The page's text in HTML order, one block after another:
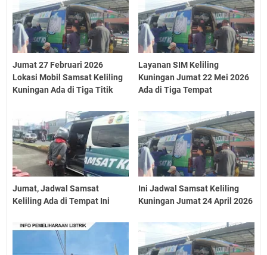
Jumat 27 Februari 2026
Lokasi Mobil Samsat Keliling
Kuningan Ada di Tiga Titik
Layanan SIM Keliling
Kuningan Jumat 22 Mei 2026
Ada di Tiga Tempat
Jumat, Jadwal Samsat
Keliling Ada di Tempat Ini
Ini Jadwal Samsat Keliling
Kuningan Jumat 24 April 2026